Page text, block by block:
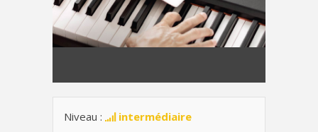
Niveau :
intermédiaire